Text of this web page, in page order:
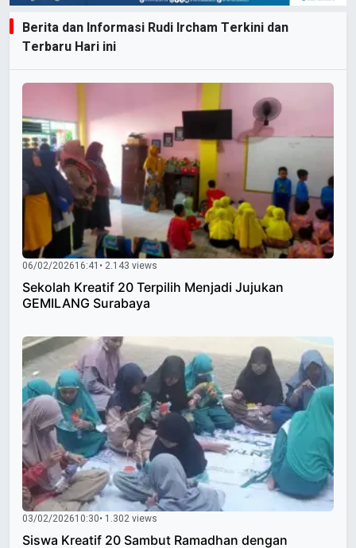
Berita dan Informasi Rudi Ircham Terkini dan
Terbaru Hari ini
06/02/202616:41 • 2.143 views
Sekolah Kreatif 20 Terpilih Menjadi Jujukan
GEMILANG Surabaya
03/02/202610:30• 1.302 views
Siswa Kreatif 20 Sambut Ramadhan dengan